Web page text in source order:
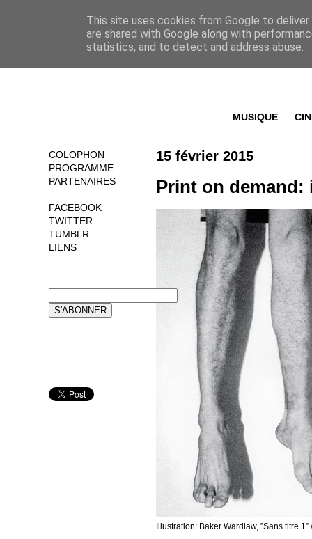
MUSIQUE
15 février 2015
Print on
Illustration: Baker Wardlaw, ”Sans titre
COLOPHON
PROGRAMME
PARTENAIRES
FACEBOOK
TWITTER
TUMBLR
LIENS
This site uses cookies from Google to
are shared with Google along with
statistics, and to detect and address abuse.